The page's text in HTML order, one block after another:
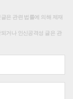
은 관련 법률에 의해 제재
거나 인신공격성 글은 관